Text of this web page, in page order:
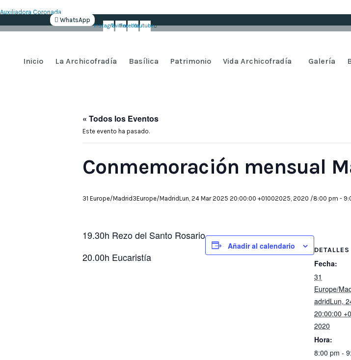
Auxiliadora Coronada
WhatsApp
InstagramTwitterFacebookYoutube
Inicio La Archicofradía Basílica Patrimonio Vida Archicofradía Galería
« Todos los Eventos
Este evento ha pasado.
Conmemoración mensual
31 Europe/Madrid3Europe/MadridLun, 24 Mar 2025 20:00:00 +01002025, 2020 /8:00 pm -
19.30h Rezo del Santo Rosario
20.00h Eucaristía
Añadir al calendario DETALLES
Fecha:
31
Europe/
adridLun,
20:00:00
2020
Hora:
8:00 pm -